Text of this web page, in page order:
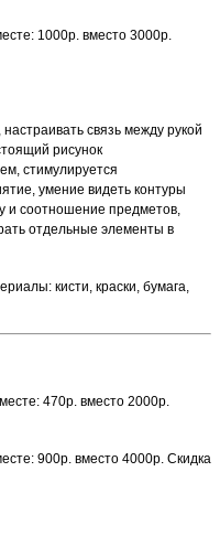
1000р. вместо 3000р.
связь между рукой
рисунок
стимулируется
умение видеть контуры
и соотношение предметов,
отдельные элементы в
кисти, краски, бумага,
470р. вместо 2000р.
900р. вместо 4000р. Скидка